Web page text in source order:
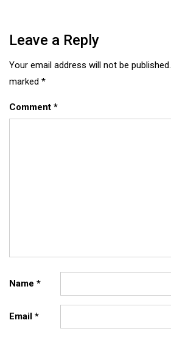
Leave a Reply
Your email address will not be published.
marked *
Comment *
Name *
Email *